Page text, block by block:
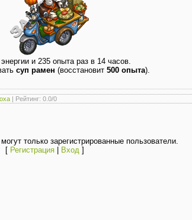
и 235 опыта раз в 14 часов.
суп рамен (восстановит 500 опыта).
| Рейтинг: 0.0/0
только зарегистрированные пользователи.
[ Регистрация| Вход]